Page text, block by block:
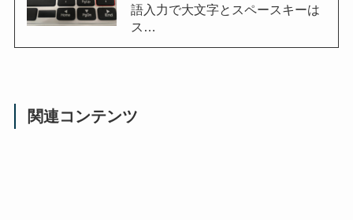
語入力で大文字とスペースキーは
ス…
関連コンテンツ